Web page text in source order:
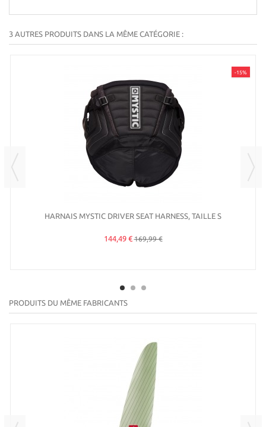
3 AUTRES PRODUITS DANS LA MÊME CATÉGORIE :
-15%
HARNAIS MYSTIC DRIVER SEAT HARNESS, TAILLE S
144,49 €169,99 €
PRODUITS DU MÊME FABRICANTS